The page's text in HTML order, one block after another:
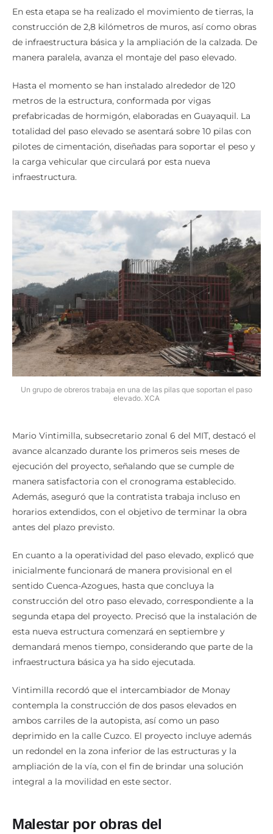
En esta etapa se ha realizado el movimiento de tierras, la
construcción de 2,8 kilómetros de muros, así como obras
de infraestructura básica y la ampliación de la calzada. De
manera paralela, avanza el montaje del paso elevado.
Hasta el momento se han instalado alrededor de 120
metros de la estructura, conformada por vigas
prefabricadas de hormigón, elaboradas en Guayaquil. La
totalidad del paso elevado se asentará sobre 10 pilas con
pilotes de cimentación, diseñadas para soportar el peso y
la carga vehicular que circulará por esta nueva
infraestructura.
Un grupo de obreros trabaja en una de las pilas que soportan el paso
elevado. XCA
Mario Vintimilla, subsecretario zonal 6 del MIT, destacó el
avance alcanzado durante los primeros seis meses de
ejecución del proyecto, señalando que se cumple de
manera satisfactoria con el cronograma establecido.
Además, aseguró que la contratista trabaja incluso en
horarios extendidos, con el objetivo de terminar la obra
antes del plazo previsto.
En cuanto a la operatividad del paso elevado, explicó que
inicialmente funcionará de manera provisional en el
sentido Cuenca-Azogues, hasta que concluya la
construcción del otro paso elevado, correspondiente a la
segunda etapa del proyecto. Precisó que la instalación de
esta nueva estructura comenzará en septiembre y
demandará menos tiempo, considerando que parte de la
infraestructura básica ya ha sido ejecutada.
Vintimilla recordó que el intercambiador de Monay
contempla la construcción de dos pasos elevados en
ambos carriles de la autopista, así como un paso
deprimido en la calle Cuzco. El proyecto incluye además
un redondel en la zona inferior de las estructuras y la
ampliación de la vía, con el fin de brindar una solución
integral a la movilidad en este sector.
Malestar por obras del